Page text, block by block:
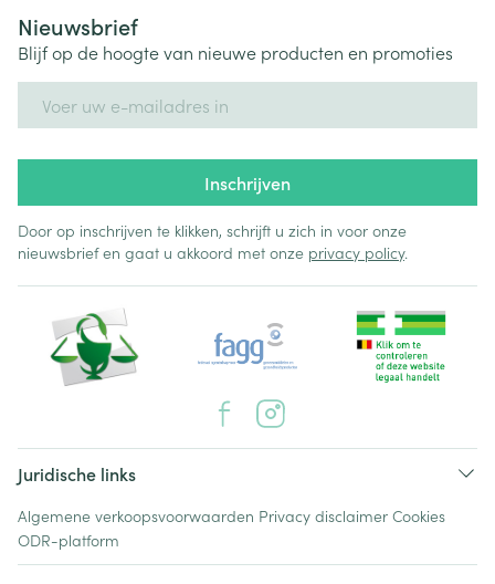
Nieuwsbrief
Blijf op de hoogte van nieuwe producten en promoties
Inschrijven
Door op inschrijven te klikken, schrijft u zich in voor onze
nieuwsbrief en gaat u akkoord met onze privacy policy.
Juridische links
Algemene verkoopsvoorwaarden Privacy disclaimer Cookies
ODR-platform